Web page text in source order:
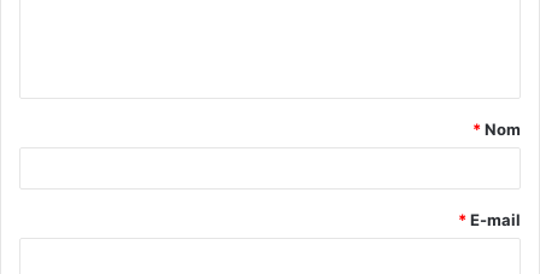
Nom
*
E-mail
*